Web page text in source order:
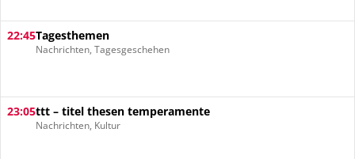
22:45Tagesthemen
Nachrichten, Tagesgeschehen
23:05ttt – titel thesen temperamente
Nachrichten, Kultur